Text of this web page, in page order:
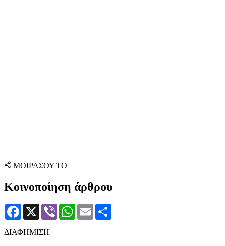
ΜΟΙΡΑΣΟΥ ΤΟ
Κοινοποίηση άρθρου
Facebook
X Viber WhatsApp
Email
ΔΙΑΦΗΜΙΣΗ